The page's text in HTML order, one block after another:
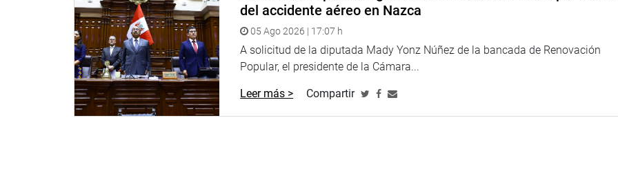
del accidente aéreo en Nazca
05 Ago 2026 | 17:07 h
A solicitud de la diputada Mady Yonz Núñez de la bancada de Renovación
Popular, el presidente de la Cámara...
Leer más > Compartir